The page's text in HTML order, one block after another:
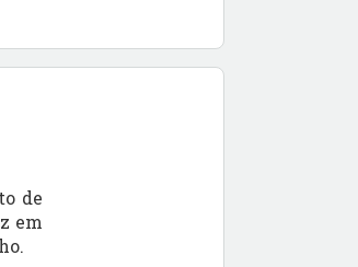
de
em